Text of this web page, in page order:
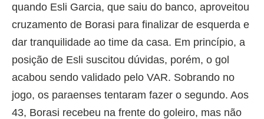
quando Esli Garcia, que saiu do banco, aproveitou
cruzamento de Borasi para finalizar de esquerda e
dar tranquilidade ao time da casa. Em princípio, a
posição de Esli suscitou dúvidas, porém, o gol
acabou sendo validado pelo VAR. Sobrando no
jogo, os paraenses tentaram fazer o segundo. Aos
43, Borasi recebeu na frente do goleiro, mas não